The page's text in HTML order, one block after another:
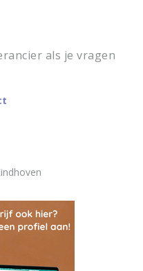
als je vragen